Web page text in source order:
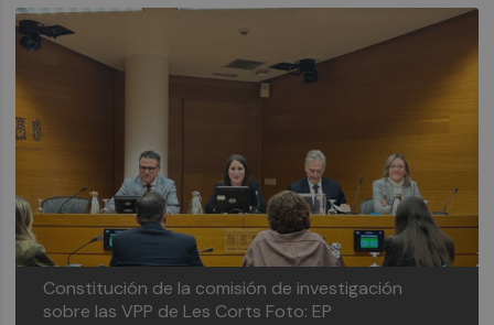
Constitución de la comisión de investigación
sobre las VPP de Les Corts Foto: EP